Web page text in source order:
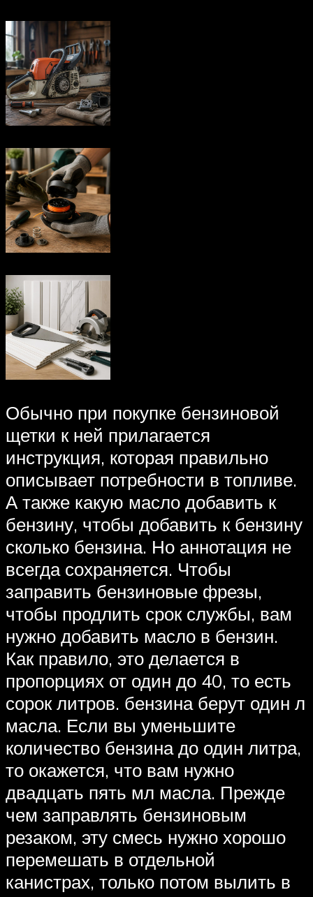
Обычно при покупке бензиновой
щетки к ней прилагается
инструкция, которая правильно
описывает потребности в топливе.
А также какую масло добавить к
бензину, чтобы добавить к бензину
сколько бензина. Но аннотация не
всегда сохраняется. Чтобы
заправить бензиновые фрезы,
чтобы продлить срок службы, вам
нужно добавить масло в бензин.
Как правило, это делается в
пропорциях от один до 40, то есть
сорок литров. бензина берут один л
масла. Если вы уменьшите
количество бензина до один литра,
то окажется, что вам нужно
двадцать пять мл масла. Прежде
чем заправлять бензиновым
резаком, эту смесь нужно хорошо
перемешать в отдельной
канистрах, только потом вылить в